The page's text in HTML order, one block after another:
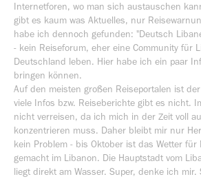
Internetforen, wo man sich austauschen
gibt es kaum was Aktuelles, nur
habe ich dennoch gefunden: "Deutsch
- kein Reiseforum, eher eine Community für
Deutschland leben. Hier habe ich ein paar
bringen können.
Auf den meisten großen Reiseportalen ist
viele Infos bzw. Reiseberichte gibt es nicht.
nicht verreisen, da ich mich in der Zeit voll
konzentrieren muss. Daher bleibt mir nur
kein Problem - bis Oktober ist das Wetter für
gemacht im Libanon. Die Hauptstadt vom
liegt direkt am Wasser. Super, denke ich